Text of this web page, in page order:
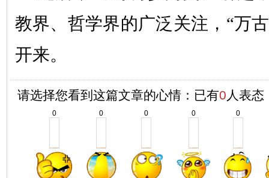
教界、哲学界的广泛关注， “万
开来。
请选择您看到这篇文章的心情：已有0 人表态
0 0 0 0 0